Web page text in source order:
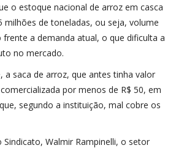
o estoque nacional de arroz em casca
milhões de toneladas, ou seja, volume
frente a demanda atual, o que dificulta a
no mercado.
a saca de arroz, que antes tinha valor
por menos de R$ 50, em
segundo a instituição, mal cobre os
Sindicato, Walmir Rampinelli, o setor